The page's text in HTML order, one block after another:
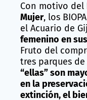
Con motivo del
Mujer, los
el Acuario de
femenino en
Fruto del
tres parques
“ellas” son
en la
extinción, el